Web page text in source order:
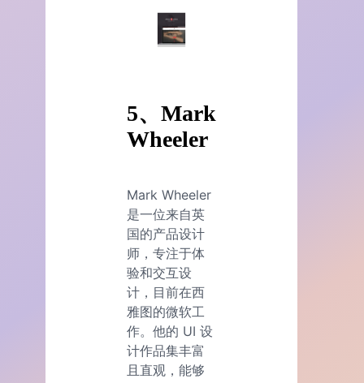
5、Mark
Wheeler
Mark Wheeler
是一位来自英
国的产品设计
师，专注于体
验和交互设
计，目前在西
雅图的微软工
作。他的 UI 设
计作品集丰富
且直观，能够